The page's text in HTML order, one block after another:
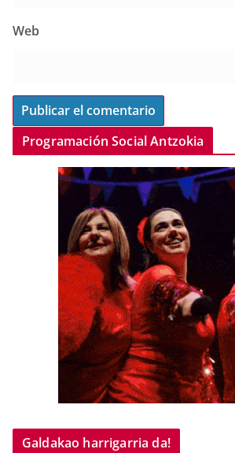
Web
Programación Social Antzokia
Galdakao harrigarria da!